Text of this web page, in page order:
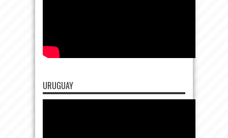
URUGUAY